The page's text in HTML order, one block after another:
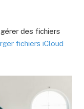
des fichiers
fichiers iCloud